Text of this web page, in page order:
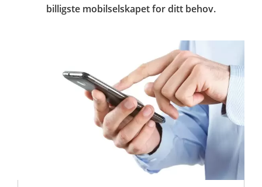
billigste mobilselskapet for ditt behov.